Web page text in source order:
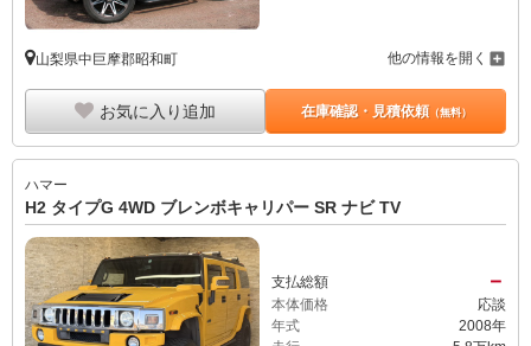
山梨県中巨摩郡昭和町 他の情報を開く
お気に入り追加 在庫確認・見積依頼（無料）
ハマー
H2 タイプG 4WD ブレンボキャリパー SR ナビ TV
支払総額 －
本体価格
応談
年式
2008年